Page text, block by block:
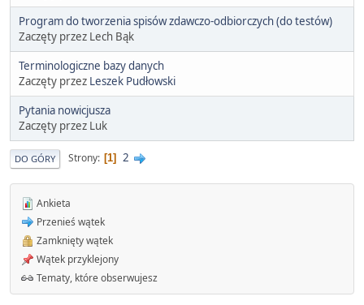
Program do tworzenia spisów zdawczo-odbiorczych (do testów)
Zaczęty przez Lech Bąk
Terminologiczne bazy danych
Zaczęty przez Leszek Pudłowski
Pytania nowicjusza
Zaczęty przez Luk
DO GÓRY Strony 1 2
Ankieta
Przenieś wątek
Zamknięty wątek
Wątek przyklejony
Tematy, które obserwujesz